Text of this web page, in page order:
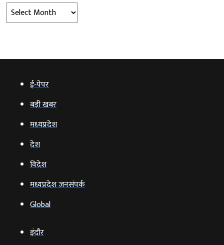
Archives
ई‑पेपर
बड़ी खबर
मध्‍यप्रदेश
देश
विदेश
मध्यप्रदेश जनसंपर्क
Global
इंदौर